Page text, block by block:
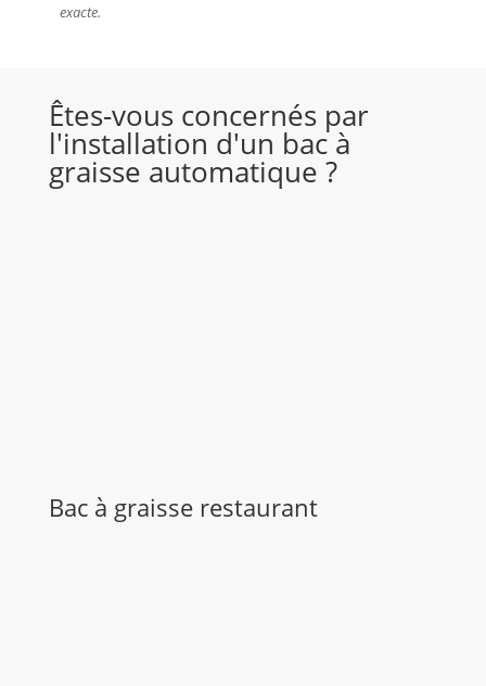
exacte.
Êtes-vous concernés par
l'installation d'un bac à
graisse automatique ?
Bac à graisse restaurant